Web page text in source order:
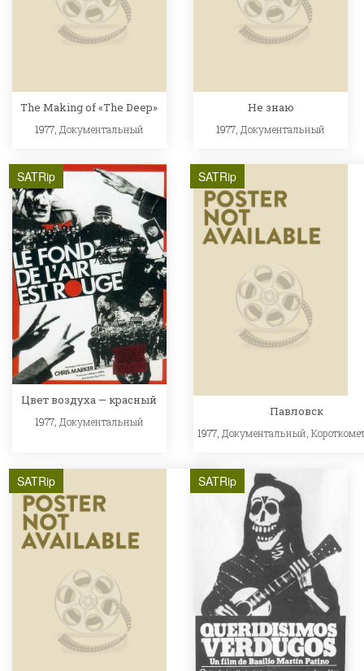
The Making of «The Deep»
1977, Документальный
Не знаю
1977, Документальный
SATRip
Цвет воздуха — красный
1977, Документальный
SATRip
Павловск
1977,Документальный,
SATRip SATRip